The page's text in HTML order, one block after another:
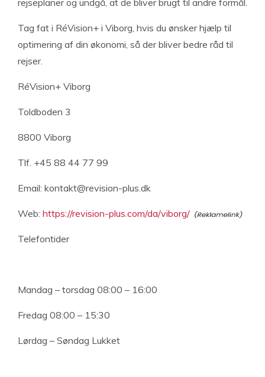
rejseplaner og undgå, at de bliver brugt til andre formål.
Tag fat i RéVision+ i Viborg, hvis du ønsker hjælp til
optimering af din økonomi, så der bliver bedre råd til
rejser.
RéVision+ Viborg
Toldboden 3
8800 Viborg
Tlf. +45 88 44 77 99
Email: kontakt@revision-plus.dk
Web: https://revision-plus.com/da/viborg/
Telefontider
Mandag – torsdag 08:00 – 16:00
Fredag 08:00 – 15:30
Lørdag – Søndag Lukket